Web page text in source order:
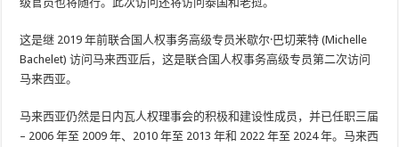
这是继 2019 年前联合国人权事务高级专员米歇尔·巴切莱特 (Michelle
Bachelet) 访问马来西亚后，这是联合国人权事务高级专员第二次访问
马来西亚。
马来西亚仍然是日内瓦人权理事会的积极和建设性成员，并已任职三届
– 2006 年至 2009 年、2010 年至 2013 年和 2022 年至 2024 年。马来西